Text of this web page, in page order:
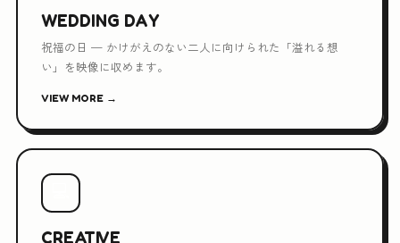
WEDDING DAY
祝福の日 — かけがえのない二人に向けられた「溢れる想
い」を映像に収めます。
VIEW MORE →
CREATIVE